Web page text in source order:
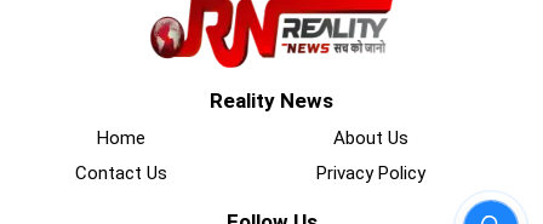
Reality News
Home
About Us
Contact Us
Privacy Policy